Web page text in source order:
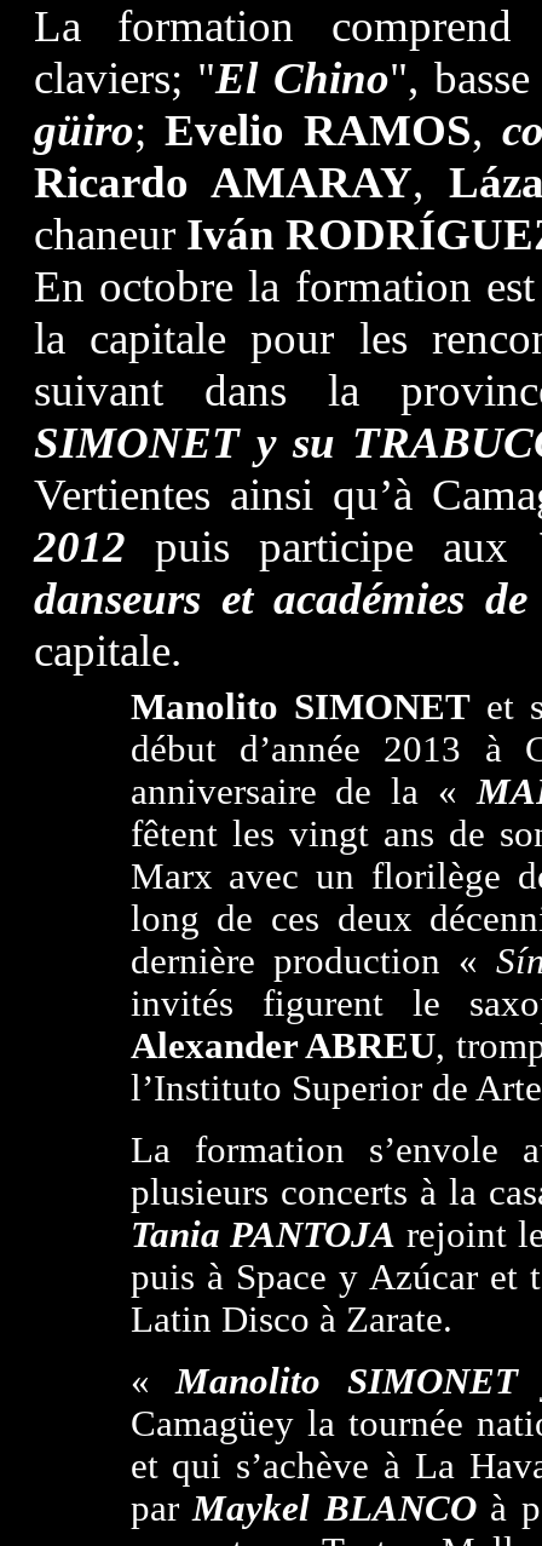
La formation
claviers; "El Chino",
güiro;Evelio RAMOS,
Ricardo AMARAY,
chaneurIván
En octobre la formation
la capitale pour les
suivant dans la
SIMONET y su
Vertientes ainsi qu’à
2012 puis participe aux
danseurs et académies
capitale.
Manolito SIMONETet
début d’année 2013 à
anniversaire de la «
fêtent les vingt ans de
Marx avec un florilège
long de ces deux
dernière production «
invités figurent le
Alexander ABREU,
l’Instituto Superior de
La formation s’envole
plusieurs concerts à la
Tania PANTOJA rejoint
puis à Space y Azúcar et
Latin Disco à Zarate.
«Manolito SIMONET
Camagüey la tournée
et qui s’achève à La
parMaykel BLANCOà